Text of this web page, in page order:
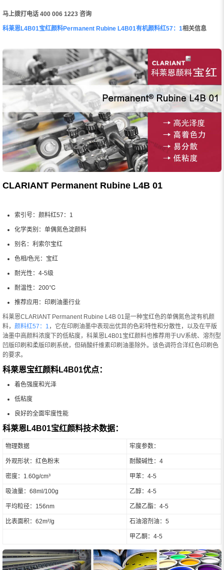
马上拨打电话 400 006 1223 咨询
科莱恩L4B01宝红颜料Permanent Rubine L4B01有机颜料红57：1相关信息
CLARIANT Permanent Rubine L4B 01
索引号：颜料红57：1
化学类别：单偶氮色淀颜料
别名：利索尔宝红
色相/色光：宝红
耐光性：4-5级
耐温性：200℃
推荐应用：印刷油墨行业
科莱恩CLARIANT Permanent Rubine L4B 01是一种宝红色的单偶氮色淀有机颜
料， 颜料红57：1 ，它在印刷油墨中表现出优异的色彩特性和分散性，以及在平版
油墨中高颜料浓度下的低粘度，科莱恩L4B01宝红颜料也推荐用于UV系统、溶剂型
凹版印刷和柔版印刷系统，但硝酸纤维素印刷油墨除外。该色调符合洋红色印刷色
的要求。
科莱恩宝红颜料L4B01优点：
着色强度和光泽
低粘度
良好的全面牢度性能
科莱恩L4B01宝红颜料技术数据：
物理数据 牢度参数：
外观形状：红色粉末 耐酸碱性：4
密度：1.60g/cm³ 甲苯：4-5
吸油量：68ml/100g 乙醇：4-5
平均粒径：156nm 乙酸乙酯：4-5
比表面积：62m²/g 石油溶剂油：5
甲乙酮：4-5